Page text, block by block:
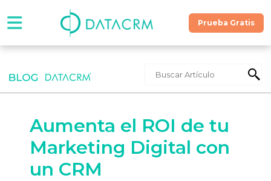
Software
Contáctanos
Recursos
Prueba Gratis
Aumenta el ROI de tu
Marketing Digital con
un CRM